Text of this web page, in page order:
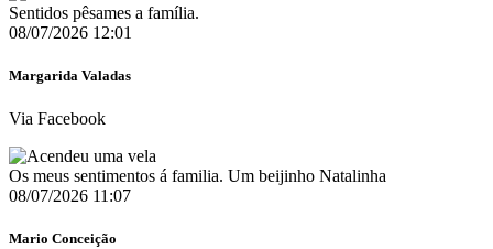
Sentidos pêsames a família.
08/07/2026 12:01
Margarida Valadas
Via Facebook
Os meus sentimentos á familia. Um beijinho Natalinha
08/07/2026 11:07
Mario Conceição